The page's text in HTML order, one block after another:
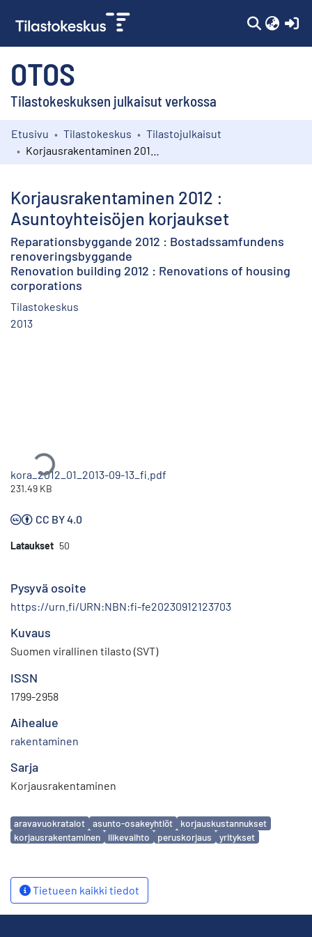
OTOS
Tilastokeskuksen julkaisut verkossa
Kokoelmat
Etusivu Tilastokeskus
Tilastojulkaisut
Korjausrakentaminen 2012 :
Asuntoyhteisöjen korjaukset
Reparationsbyggande 2012 : Bostadssamfundens
renoveringsbyggande
Renovation building 2012 : Renovations of housing
corporations
Tilastokeskus
2013
Ladataan...
kora_2012_01_2013-09-13_fi.pdf
231.49 KB
CC BY 4.0
Lataukset 50
Pysyvä osoite
https://urn.fi/URN:NBN:fi-fe20230912123703
Kuvaus
Suomen virallinen tilasto (SVT)
ISSN
1799-2958
Aihealue
rakentaminen
Sarja
Korjausrakentaminen
Avainsanat
aravavuokratalot asunto-osakeyhtiöt
korjauskustannukset
korjausrakentaminen
liikevaihto peruskorjaus yritykset
Tietueen kaikki tiedot